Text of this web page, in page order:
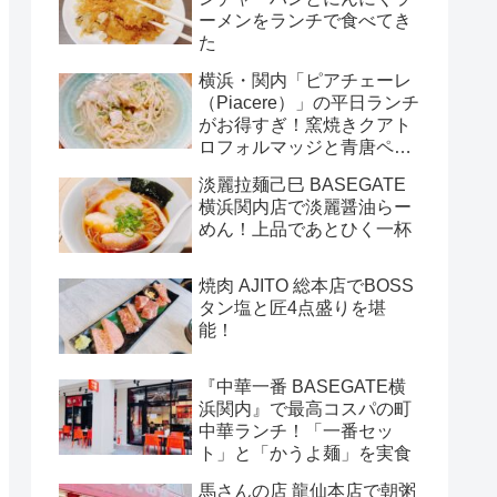
ーメンをランチで食べてき
た
横浜・関内「ピアチェーレ
（Piacere）」の平日ランチ
がお得すぎ！窯焼きクアト
ロフォルマッジと青唐ペペ
淡麗拉麺己巳 BASEGATE
横浜関内店で淡麗醤油らー
めん！上品であとひく一杯
焼肉 AJITO 総本店でBOSS
タン塩と匠4点盛りを堪
能！
『中華一番 BASEGATE横
浜関内』で最高コスパの町
中華ランチ！「一番セッ
ト」と「かうよ麺」を実食
馬さんの店 龍仙本店で朝粥